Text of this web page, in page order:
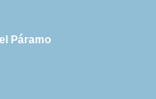
Páramo